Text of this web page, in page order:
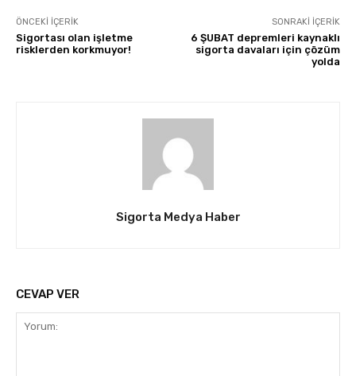
ÖNCEKI İÇERIK
Sigortası olan işletme
risklerden korkmuyor!
SONRAKI İÇERIK
6 ŞUBAT depremleri kaynaklı
sigorta davaları için çözüm
yolda
Sigorta Medya Haber
CEVAP VER